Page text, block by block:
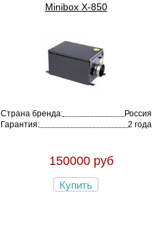
Minibox X-850
Страна бренда:
Россия
Гарантия:
2 года
150000 руб
Купить